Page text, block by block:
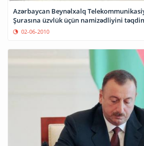
Azərbaycan Beynəlxalq
Şurasına üzvlük üçün namizədliyini
02-06-2010